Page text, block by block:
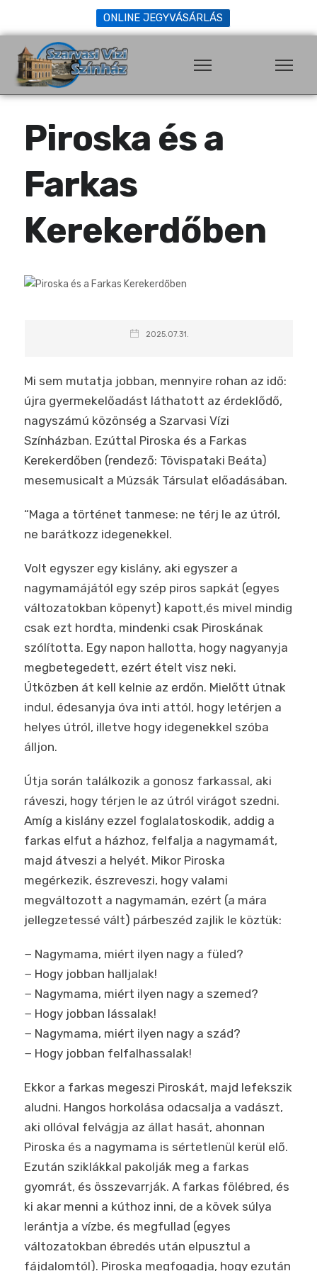
ONLINE JEGYVÁSÁRLÁS
Piroska és a
Farkas
Kerekerdőben
2025.07.31.
Mi sem mutatja jobban, mennyire rohan az idő:
újra gyermekelőadást láthatott az érdeklődő,
nagyszámú közönség a Szarvasi Vízi
Színházban. Ezúttal Piroska és a Farkas
Kerekerdőben (rendező: Tövispataki Beáta)
mesemusicalt a Múzsák Társulat előadásában.
“Maga a történet tanmese: ne térj le az útról,
ne barátkozz idegenekkel.
Volt egyszer egy kislány, aki egyszer a
nagymamájától egy szép piros sapkát (egyes
változatokban köpenyt) kapott,és mivel mindig
csak ezt hordta, mindenki csak Piroskának
szólította. Egy napon hallotta, hogy nagyanyja
megbetegedett, ezért ételt visz neki.
Útközben át kell kelnie az erdőn. Mielőtt útnak
indul, édesanyja óva inti attól, hogy letérjen a
helyes útról, illetve hogy idegenekkel szóba
álljon.
Útja során találkozik a gonosz farkassal, aki
ráveszi, hogy térjen le az útról virágot szedni.
Amíg a kislány ezzel foglalatoskodik, addig a
farkas elfut a házhoz, felfalja a nagymamát,
majd átveszi a helyét. Mikor Piroska
megérkezik, észreveszi, hogy valami
megváltozott a nagymamán, ezért (a mára
jellegzetessé vált) párbeszéd zajlik le köztük:
− Nagymama, miért ilyen nagy a füled?
− Hogy jobban halljalak!
− Nagymama, miért ilyen nagy a szemed?
− Hogy jobban lássalak!
− Nagymama, miért ilyen nagy a szád?
− Hogy jobban felfalhassalak!
Ekkor a farkas megeszi Piroskát, majd lefekszik
aludni. Hangos horkolása odacsalja a vadászt,
aki ollóval felvágja az állat hasát, ahonnan
Piroska és a nagymama is sértetlenül kerül elő.
Ezután sziklákkal pakolják meg a farkas
gyomrát, és összevarrják. A farkas fölébred, és
ki akar menni a kúthoz inni, de a kövek súlya
lerántja a vízbe, és megfullad (egyes
változatokban ébredés után elpusztul a
fájdalomtól). Piroska megfogadja, hogy ezután